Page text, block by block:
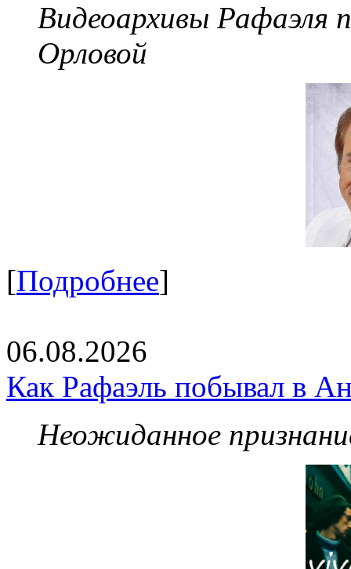
Видеоархивы Рафаэля
Орловой
[Подробнее]
06.08.2026
Как Рафаэль побывал в
Неожиданное